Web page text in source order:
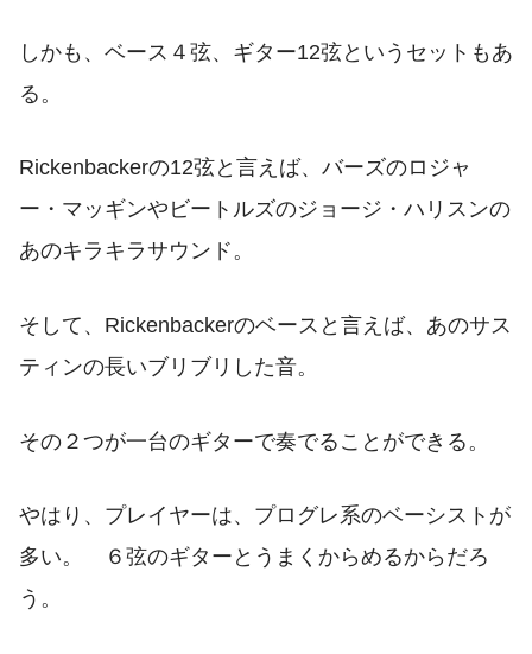
しかも、ベース４弦、ギター12弦というセットもあ
る。
Rickenbackerの12弦と言えば、バーズのロジャ
ー・マッギンやビートルズのジョージ・ハリスンの
あのキラキラサウンド。
そして、Rickenbackerのベースと言えば、あのサス
ティンの長いブリブリした音。
その２つが一台のギターで奏でることができる。
やはり、プレイヤーは、プログレ系のベーシストが
多い。 ６弦のギターとうまくからめるからだろ
う。